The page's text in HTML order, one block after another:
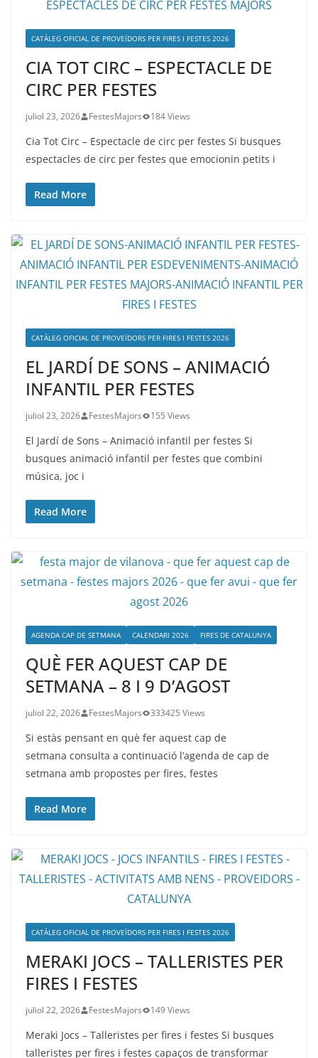
CATÀLEG OFICIAL DE PROVEÏDORS PER FIRES I FESTES 2026
CIA TOT CIRC – ESPECTACLE DE
CIRC PER FESTES
juliol 23, 2026 FestesMajors 184 Views
Cia Tot Circ – Espectacle de circ per festes Si busques
espectacles de circ per festes que emocionin petits i
Read More
CATÀLEG OFICIAL DE PROVEÏDORS PER FIRES I FESTES 2026
EL JARDÍ DE SONS – ANIMACIÓ
INFANTIL PER FESTES
juliol 23, 2026 FestesMajors 155 Views
El Jardí de Sons – Animació infantil per festes Si
busques animació infantil per festes que combini
música, joc i
Read More
AGENDA CAP DE SETMANA CALENDARI 2026 FIRES DE CATALUNYA
QUÈ FER AQUEST CAP DE
SETMANA – 8 I 9 D’AGOST
juliol 22, 2026 FestesMajors 333425 Views
Si estàs pensant en què fer aquest cap de
setmana consulta a continuació l’agenda de cap de
setmana amb propostes per fires, festes
Read More
CATÀLEG OFICIAL DE PROVEÏDORS PER FIRES I FESTES 2026
MERAKI JOCS – TALLERISTES PER
FIRES I FESTES
juliol 22, 2026 FestesMajors 149 Views
Meraki Jocs – Talleristes per fires i festes Si busques
talleristes per fires i festes capaços de transformar